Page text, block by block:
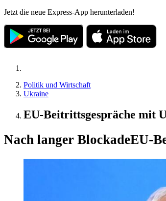
Jetzt die neue Express-App herunterladen!
Politik und Wirtschaft
Ukraine
EU-Beitrittsgespräche mit
Nach langer BlockadeEU-